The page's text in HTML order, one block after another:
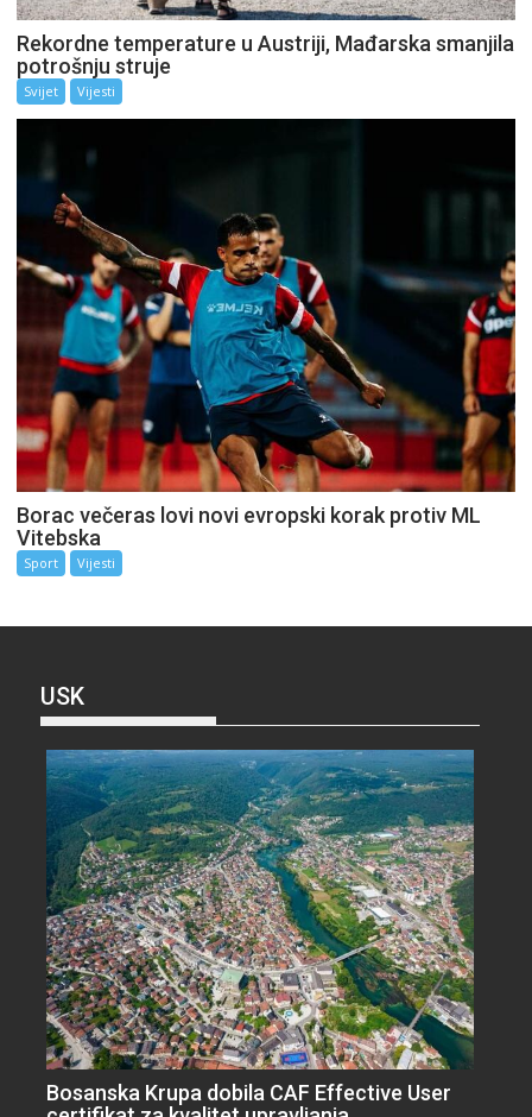
Rekordne temperature u Austriji, Mađarska smanjila
potrošnju struje
Svijet Vijesti
Borac večeras lovi novi evropski korak protiv ML
Vitebska
Sport Vijesti
USK
Bosanska Krupa dobila CAF Effective User